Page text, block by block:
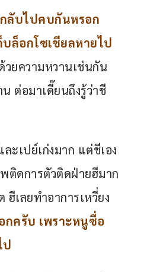
ลับไปคบกันหรอก
ล็อกโซเชียลหายไป
ยความหวานเช่นกัน
ต่อมาเดี๊ยนถึงรู้ว่าชี
ะเปย์เก่งมาก แต่ชีเอง
ติดการตัวติดฝ่ายฮีมาก
เลยทำอาการเหวี่ยง
ครับ เพราะหนูซื่อ
ป